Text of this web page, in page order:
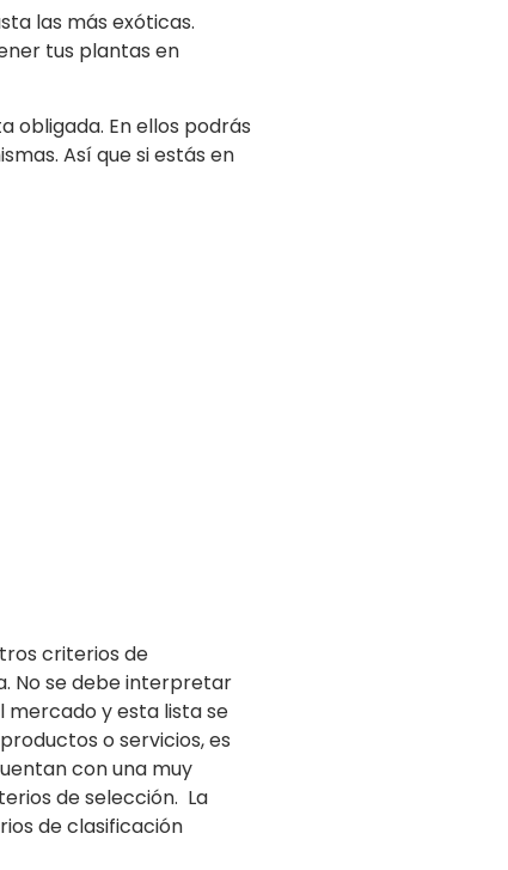
las más exóticas.
tus plantas en
obligada. En ellos podrás
Así que si estás en
criterios de
No se debe interpretar
mercado y esta lista se
o servicios, es
con una muy
de selección. La
de clasificación